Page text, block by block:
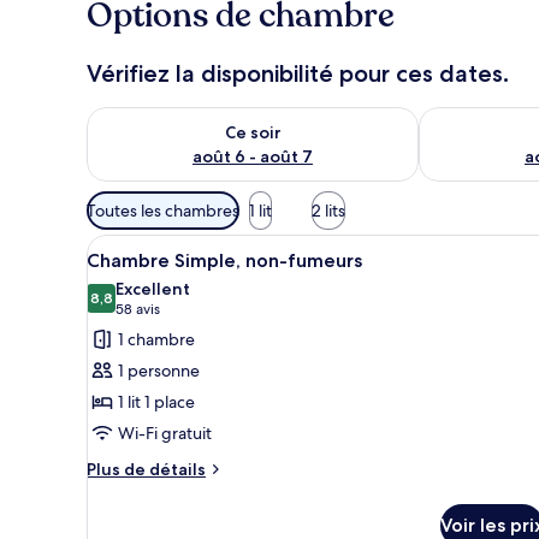
Options de chambre
Vérifiez la disponibilité pour ces dates.
Ce soir
août 6 - août 7
Vérifier la disponibilité pour ce soir août 6 - août 7
Vérifier la
Filtres
disponibles
pour
les
chambres
Toutes les chambres 1 lit 2 lits
Afficher
toutes
les
photos
pour
ce
type
de
chambre :
Une chambre d’hôtel avec
4
Chambre Simple, non-fumeurs
8,88,8 sur 10
Excellent
58 avis
(58 avis)
1 chambre
1 personne
1 lit 1 place
Wi-Fi gratuit
Plus de détails
Plus
Voir les